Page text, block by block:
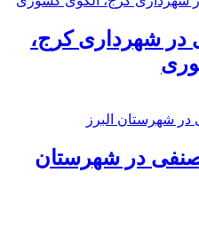
در شهرداری کرج،
صنفی در شهرستان